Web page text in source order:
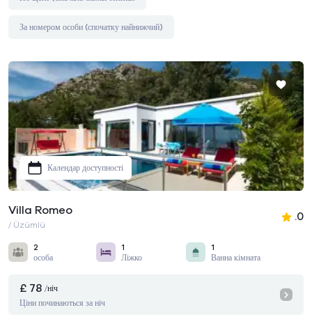
За номером особи (спочатку найнижчий)
Календар доступності
Villa Romeo
/ Üzümlü
.0
2
особа
1
Ліжко
1
Ванна кімната
£ 78 /ніч
Ціни починаються за ніч